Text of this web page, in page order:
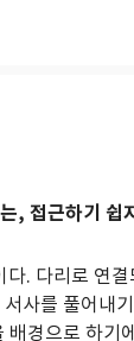
, 접근하기
. 다리로 연
사를 풀어내
경으로 하기